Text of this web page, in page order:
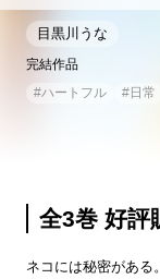
目黒川うな
完結作品
#ハートフル #日常
全3巻 好評
ネコには秘密がある